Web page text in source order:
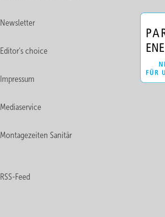
Newsletter
Editor's choice
Impressum
Mediaservice
Montagezeiten Sanitär
RSS-Feed